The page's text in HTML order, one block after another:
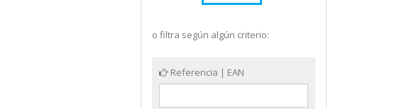
o filtra según algún criterio:
Referencia | EAN